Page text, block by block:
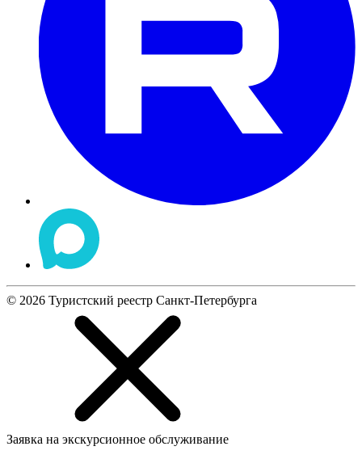
© 2026 Туристский реестр Санкт-Петербурга
Заявка на экскурсионное обслуживание